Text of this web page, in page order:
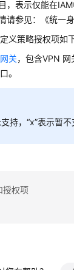
，表示仅能在
请参见：《统一
义策略授权项如
关，包含VPN
。
持，“x”表示暂不
授权项